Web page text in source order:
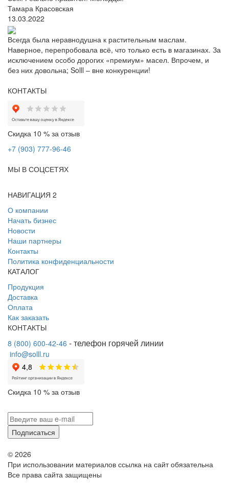
Тамара Красовская
13.03.2022
Всегда была неравнодушна к растительным маслам.
Наверное, перепробовала всё, что только есть в магазинах. За
исключением особо дорогих «премиум» масел. Впрочем, и
без них довольна; Solll – вне конкуренции!
КОНТАКТЫ
Скидка 10 % за отзыв
+7 (903) 777-96-46
МЫ В СОЦСЕТЯХ
НАВИГАЦИЯ 2
О компании
Начать бизнес
Новости
Наши партнеры
Контакты
Политика конфиденциальности
КАТАЛОГ
Продукция
Доставка
Оплата
Как заказать
КОНТАКТЫ
8 (800) 600-42-46 - телефон горячей линии
info@solll.ru
Скидка 10 % за отзыв
Подписаться
© 2026
При использовании материалов ссылка на сайт обязательна
Все права сайта защищены